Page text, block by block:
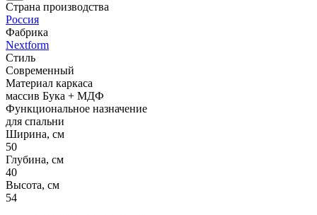
Страна производства
Россия
Фабрика
Nextform
Стиль
Современный
Материал каркаса
массив Бука + МДФ
Функциональное назначение
для спальни
Ширина, см
50
Глубина, см
40
Высота, см
54